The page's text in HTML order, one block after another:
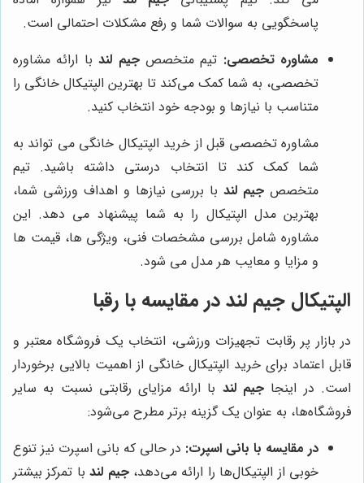
پاسخگویی به سوالات شما و رفع مشکلات احتمالی است.
مشاوره تخصصی: تیم متخصصجیم لندبا ارائه مشاوره
تخصصی، به شما کمک می‌کند تا بهترین الپتیکال خانگی را
متناسب با نیازها و بودجه خود انتخاب کنید.
مشاوره تخصصی قبل از خرید الپتیکال خانگی می تواند به
شما کمک کند تا انتخاب درستی داشته باشید. تیم
متخصص جیم لندبا بررسی نیازها و اهداف ورزشی شما،
بهترین مدل الپتیکال را به شما پیشنهاد می دهد. این
مشاوره شامل بررسی مشخصات فنی، ویژگی ها، قیمت ها
و مزایا و معایب هر مدل می شود.
الپتیکال جیم لند در مقایسه با رقبا
در بازار پر رقابت تجهیزات ورزشی، انتخاب یک فروشگاه معتبر و
قابل اعتماد برای خرید الپتیکال خانگی از اهمیت بالایی برخوردار
است. در اینجاجیم لند با ارائه مزایای رقابتی نسبت به سایر
فروشگاه‌ها، به عنوان یک گزینه برتر مطرح می‌شود:
در مقایسه با بانی اسپرت: در حالی که بانی اسپرت نیز تنوع
خوبی از الپتیکال‌ها را ارائه می‌دهد،جیم لندبا تمرکز بیشتر